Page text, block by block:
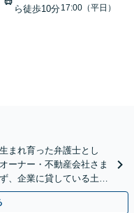
ら徒歩10分17:00（平日）
まれ育った弁護士とし
ーナー・不動産会社さま
、企業に貸している土地
・夜間相談可】